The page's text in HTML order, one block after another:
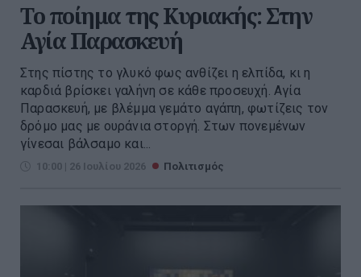
Το ποίημα της Κυριακής: Στην
Αγία Παρασκευή
Στης πίστης το γλυκό φως ανθίζει η ελπίδα, κι η
καρδιά βρίσκει γαλήνη σε κάθε προσευχή. Αγία
Παρασκευή, με βλέμμα γεμάτο αγάπη, φωτίζεις τον
δρόμο μας με ουράνια στοργή. Στων πονεμένων
γίνεσαι βάλσαμο και...
10:00 | 26 Ιουλίου 2026 Πολιτισμός